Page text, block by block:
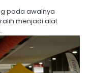
pada awalnya
menjadi alat